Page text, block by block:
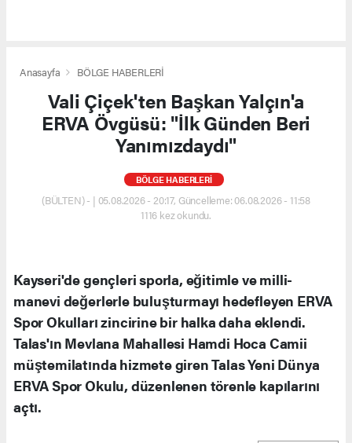
Anasayfa BÖLGE HABERLERİ
Vali Çiçek'ten Başkan Yalçın'a
ERVA Övgüsü: "İlk Günden Beri
Yanımızdaydı"
BÖLGE HABERLERİ
(BÜLTEN) - | 05.08.2026 - 20:17, Güncelleme: 06.08.2026 - 11:58
1116 kez okundu.
Kayseri'de gençleri sporla, eğitimle ve milli-
manevi değerlerle buluşturmayı hedefleyen ERVA
Spor Okulları zincirine bir halka daha eklendi.
Talas'ın Mevlana Mahallesi Hamdi Hoca Camii
müştemilatında hizmete giren Talas Yeni Dünya
ERVA Spor Okulu, düzenlenen törenle kapılarını
açtı.